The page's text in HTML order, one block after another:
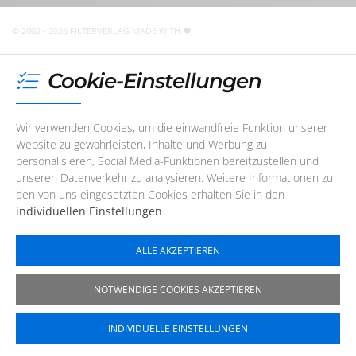
© 2002 - 2026 FILTERVERLAG MADE WITH
Cookie-Einstellungen
Wir verwenden Cookies, um die einwandfreie Funktion unserer
Website zu gewährleisten, Inhalte und Werbung zu
personalisieren, Social Media-Funktionen bereitzustellen und
unseren Datenverkehr zu analysieren. Weitere Informationen zu
den von uns eingesetzten Cookies erhalten Sie in den
individuellen Einstellungen.
ALLE AKZEPTIEREN
NOTWENDIGE COOKIES AKZEPTIEREN
INDIVIDUELLE EINSTELLUNGEN